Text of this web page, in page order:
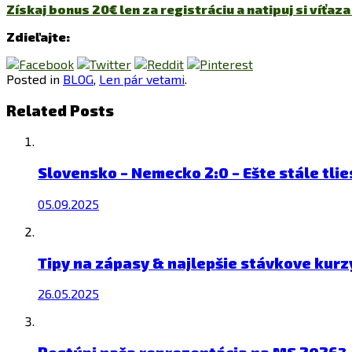
Získaj bonus 20€ len za registráciu a natipuj si víťaza
Zdieľajte:
Posted in BLOG, Len pár vetami.
Related Posts
Slovensko – Nemecko 2:0 – Ešte stále
05.09.2025
Tipy na zápasy & najlepšie stávkove
26.05.2025